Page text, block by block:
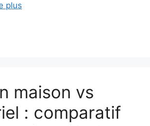
plus
maison vs
: comparatif